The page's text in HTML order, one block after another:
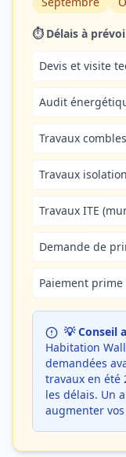
⏱️ Délais à
Devis et visite
Audit
Travaux
Travaux
Travaux ITE
Demande de
Paiement
💡 Conseil
Habitation
demandées
travaux en été
les délais. Un
augmenter